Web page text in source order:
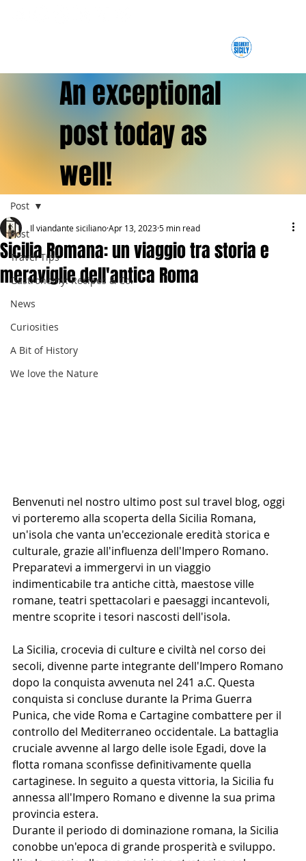
Post
Travel Tips
Gastronomy: Recipes & Co.
News
Curiosities
A Bit of History
We love the Nature
Post
Sicilia Romana: un viaggio tra storia e
meraviglie dell'antica Roma
Il viandante sicilianoApr 13, 20235 min read
Benvenuti nel nostro ultimo post sul travel blog, oggi
vi porteremo alla scoperta della Sicilia Romana,
un'isola che vanta un'eccezionale eredità storica e
culturale, grazie all'influenza dell'Impero Romano.
Preparatevi a immergervi in un viaggio
indimenticabile tra antiche città, maestose ville
romane, teatri spettacolari e paesaggi incantevoli,
mentre scoprite i tesori nascosti dell'isola.
La Sicilia, crocevia di culture e civiltà nel corso dei
secoli, divenne parte integrante dell'Impero Romano
dopo la conquista avvenuta nel 241 a.C. Questa
conquista si concluse durante la Prima Guerra
Punica, che vide Roma e Cartagine combattere per il
controllo del Mediterraneo occidentale. La battaglia
cruciale avvenne al largo delle isole Egadi, dove la
flotta romana sconfisse definitivamente quella
cartaginese. In seguito a questa vittoria, la Sicilia fu
annessa all'Impero Romano e divenne la sua prima
provincia estera.
Durante il periodo di dominazione romana, la Sicilia
conobbe un'epoca di grande prosperità e sviluppo.
An exceptional
post today as
well!